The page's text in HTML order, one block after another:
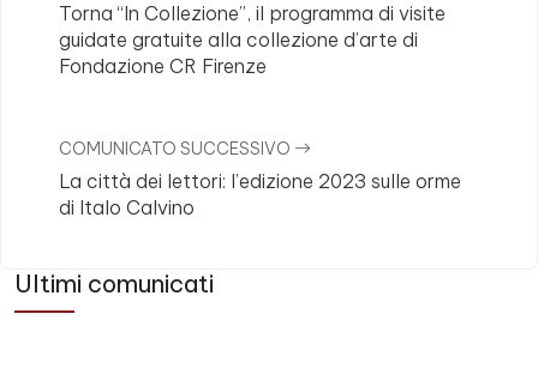
Torna “In Collezione”, il programma di visite
guidate gratuite alla collezione d’arte di
Fondazione CR Firenze
COMUNICATO SUCCESSIVO
La città dei lettori: l’edizione 2023 sulle orme
di Italo Calvino
Ultimi comunicati